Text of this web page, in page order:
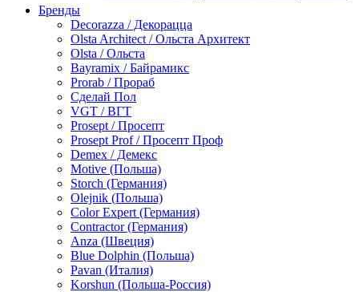
по металлу
антикорозийные
под декоративные штукатурки
для гипсокартона
под штукатурку
Герметик
акриловые
силиконовые универсальные, нейтральные
силиконовые санитарные (антигрибковые)
шовные для срубов
для кровли
для каминов
полиуретановые
Декоративные штукатурки и краски
краски для декора, патина
мокрый шелк
венецианские (эффект мрамора)
песок (эффект песчаных вихрей)
декоративная шпаклевка
Бренды
Decorazza / Декорацца
Olsta Architect / Ольста Архитект
Olsta / Ольста
Bayramix / Байрамикс
Prorab / Прораб
Сделай Пол
VGT / ВГТ
Prosept / Просепт
Prosept Prof / Просепт Проф
Demex / Демекс
Motive (Польша)
Storch (Германия)
Olejnik (Польша)
Color Expert (Германия)
Contractor (Германия)
Anza (Швеция)
Blue Dolphin (Польша)
Pavan (Италия)
Korshun (Польша-Россия)